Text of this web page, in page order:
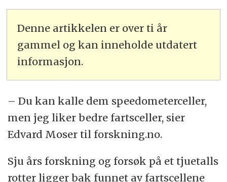
Denne artikkelen er over ti år
gammel og kan inneholde utdatert
informasjon.
– Du kan kalle dem speedometerceller,
men jeg liker bedre fartsceller, sier
Edvard Moser til forskning.no.
Sju års forskning og forsøk på et tjuetalls
rotter ligger bak funnet av fartscellene